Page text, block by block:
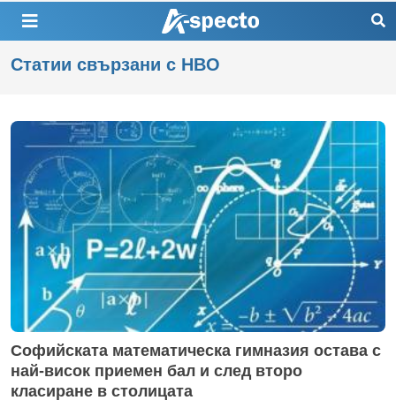
Статии свързани с НВО
Софийската математическа гимназия остава с
най-висок приемен бал и след второ
класиране в столицата